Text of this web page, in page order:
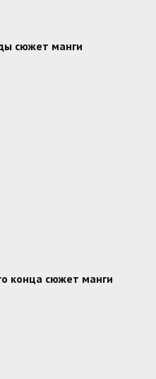
сюжет манги
конца сюжет манги